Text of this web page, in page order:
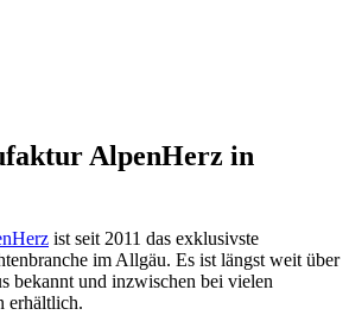
AlpenHerz in
ist seit 2011 das exklusivste
im Allgäu. Es ist längst weit über
bekannt und inzwischen bei vielen
erhältlich.